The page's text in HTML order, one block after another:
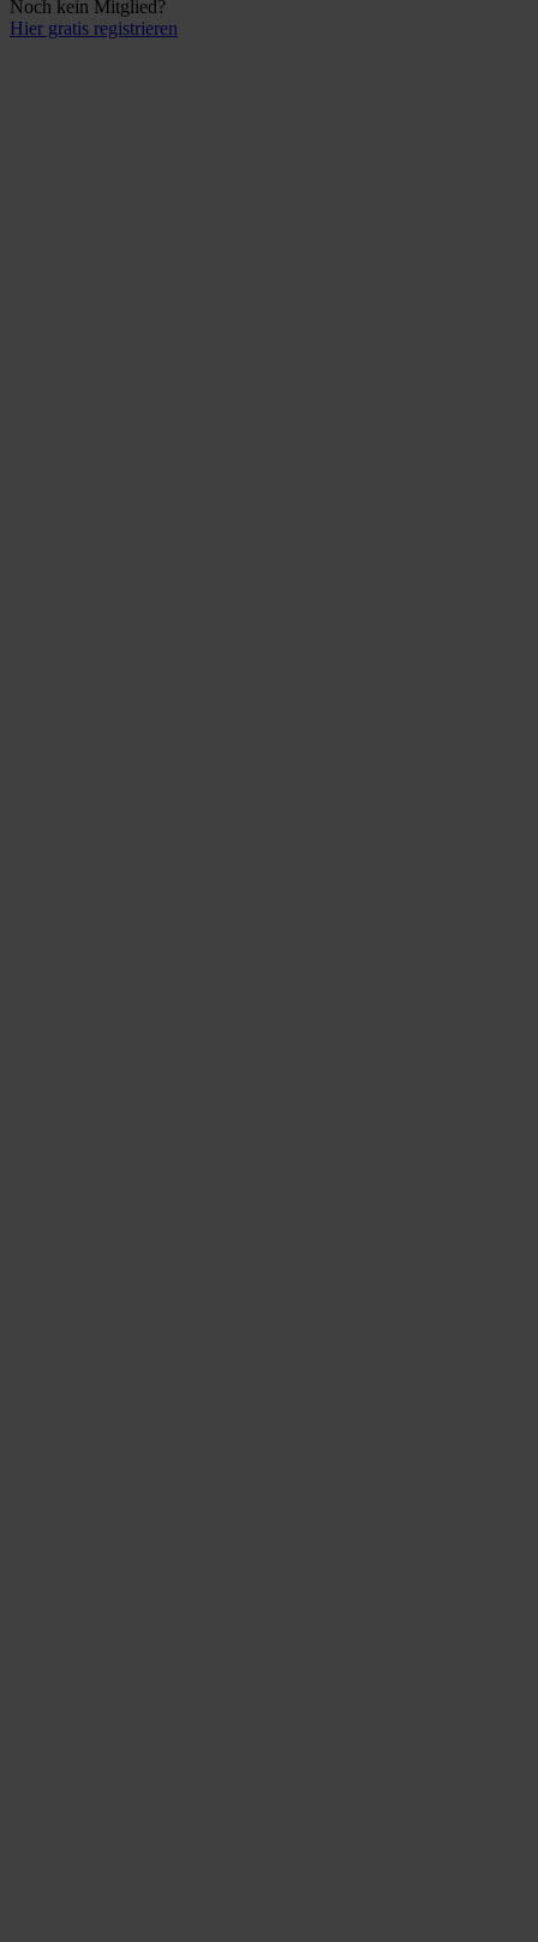
Noch kein Mitglied?
Hier gratis registrieren